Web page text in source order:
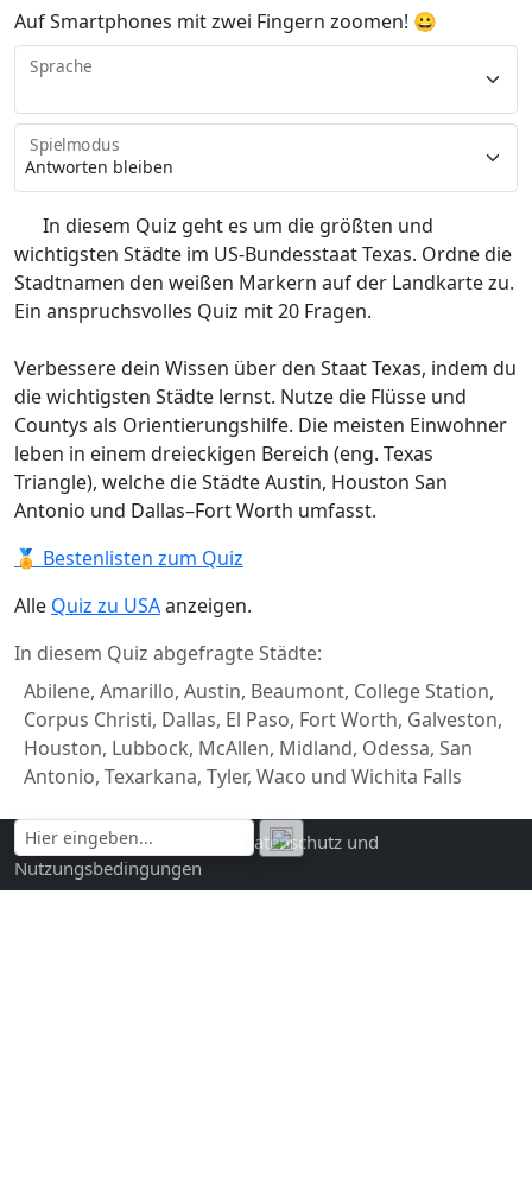
Auf Smartphones mit zwei Fingern zoomen! 😀
Sprache
Spielmodus
In diesem Quiz geht es um die größten und
wichtigsten Städte im US-Bundesstaat Texas. Ordne die
Stadtnamen den weißen Markern auf der Landkarte zu.
Ein anspruchsvolles Quiz mit 20 Fragen.
Verbessere dein Wissen über den Staat Texas, indem du
die wichtigsten Städte lernst. Nutze die Flüsse und
Countys als Orientierungshilfe. Die meisten Einwohner
leben in einem dreieckigen Bereich (eng. Texas
Triangle), welche die Städte Austin, Houston San
Antonio und Dallas–Fort Worth umfasst.
🏅 Bestenlisten zum Quiz
Alle Quiz zu USAanzeigen.
In diesem Quiz abgefragte Städte:
Abilene, Amarillo, Austin, Beaumont, College Station,
Corpus Christi, Dallas, El Paso, Fort Worth, Galveston,
Houston, Lubbock, McAllen, Midland, Odessa, San
Antonio, Texarkana, Tyler, Waco und Wichita Falls
Kontakt und Impressum
Datenschutz und
Nutzungsbedingungen